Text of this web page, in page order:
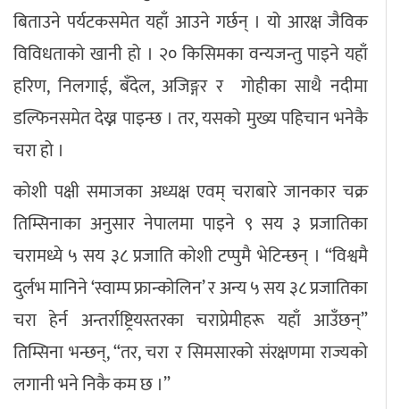
बिताउने पर्यटकसमेत यहाँ आउने गर्छन् । यो आरक्ष जैविक
विविधताको खानी हो । २० किसिमका वन्यजन्तु पाइने यहाँ
हरिण, निलगाई, बँदेल, अजिङ्गर र गोहीका साथै नदीमा
डल्फिनसमेत देख्न पाइन्छ । तर, यसको मुख्य पहिचान भनेकै
चरा हो ।
कोशी पक्षी समाजका अध्यक्ष एवम् चराबारे जानकार चक्र
तिम्सिनाका अनुसार नेपालमा पाइने ९ सय ३ प्रजातिका
चरामध्ये ५ सय ३८ प्रजाति कोशी टप्पुमै भेटिन्छन् । “विश्वमै
दुर्लभ मानिने ‘स्वाम्प फ्रान्कोलिन’ र अन्य ५ सय ३८ प्रजातिका
चरा हेर्न अन्तर्राष्ट्रियस्तरका चराप्रेमीहरू यहाँ आउँछन्”
तिम्सिना भन्छन्, “तर, चरा र सिमसारको संरक्षणमा राज्यको
लगानी भने निकै कम छ ।”